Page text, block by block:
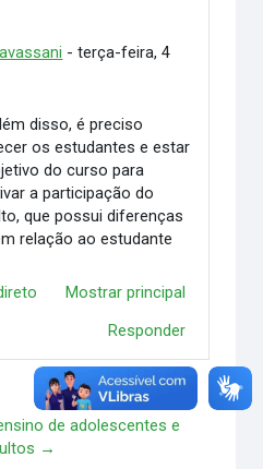
-terça-feira, 4
disso, é preciso
os estudantes e estar
do curso para
a participação do
que possui diferenças
relação ao estudante
Mostrar principal
Responder
de adolescentes e
→